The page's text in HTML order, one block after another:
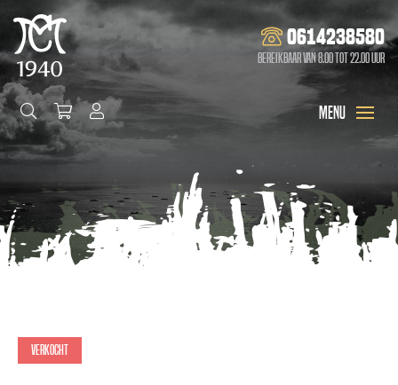
0614238580
Bereikbaar van 8.00 tot 22.00 uur
Verkocht